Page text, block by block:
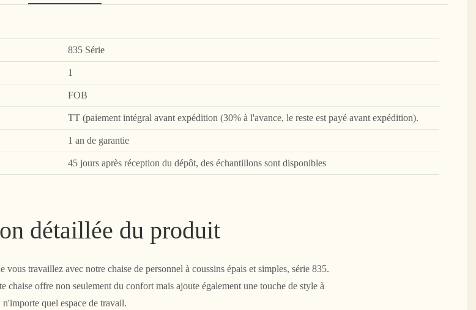
835 Série
1
FOB
TT (paiement intégral avant expédition (30% à l'avance, le reste est payé avant expédition).
1 an de garantie
45 jours après réception du dépôt, des échantillons sont disponibles
détaillée du produit
travaillez avec notre chaise de personnel à coussins épais et simples, série 835.
chaise offre non seulement du confort mais ajoute également une touche de style à
n'importe quel espace de travail.